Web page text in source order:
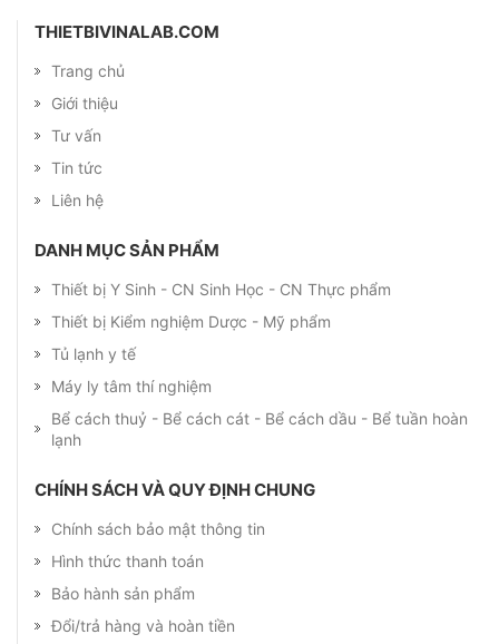
THIETBIVINALAB.COM
Trang chủ
Giới thiệu
Tư vấn
Tin tức
Liên hệ
DANH MỤC SẢN PHẨM
Thiết bị Y Sinh - CN Sinh Học - CN Thực phẩm
Thiết bị Kiểm nghiệm Dược - Mỹ phẩm
Tủ lạnh y tế
Máy ly tâm thí nghiệm
Bể cách thuỷ - Bể cách cát - Bể cách dầu - Bể tuần hoàn
lạnh
CHÍNH SÁCH VÀ QUY ĐỊNH CHUNG
Chính sách bảo mật thông tin
Hình thức thanh toán
Bảo hành sản phẩm
Đổi/trả hàng và hoàn tiền